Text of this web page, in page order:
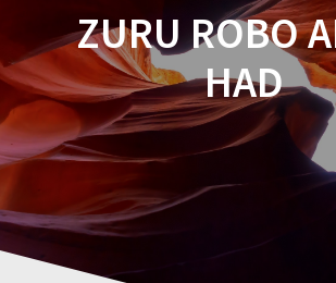
ZURU ROBO
HAD